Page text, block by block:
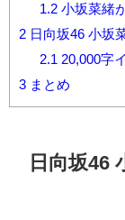
1.2小坂菜緒
2 日向坂46 小坂
2.1 20,000字
3 まとめ
日向坂46